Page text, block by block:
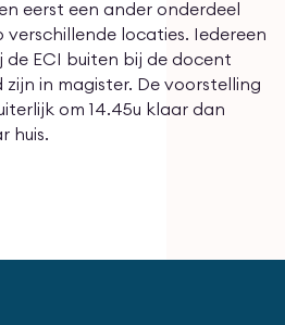
eerst een ander onderdeel
locaties. Iedereen
de ECI buiten bij de docent
in magister. De voorstelling
om 14.45u klaar dan
huis.